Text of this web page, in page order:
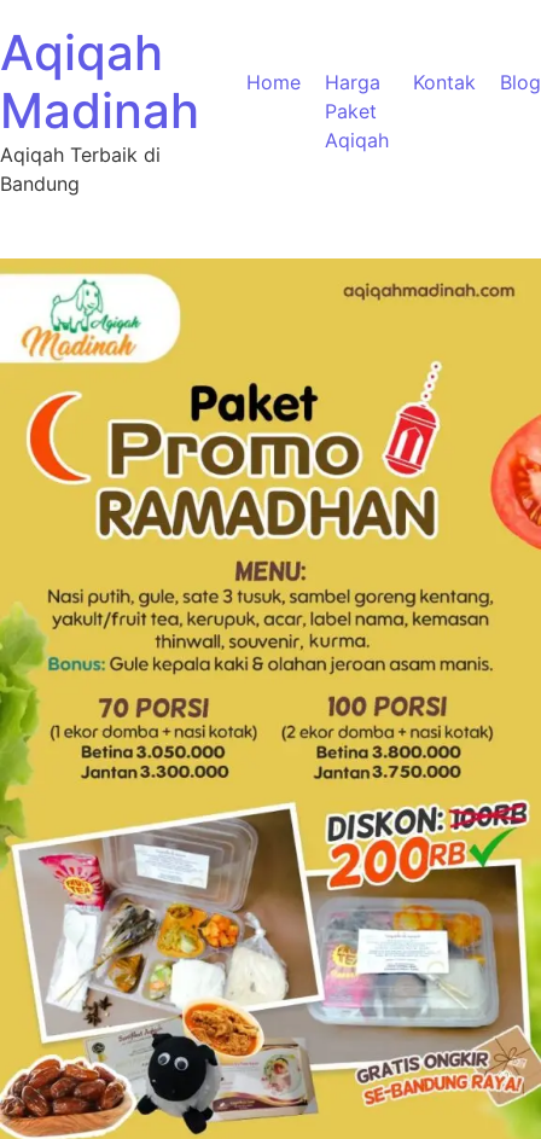
Aqiqah
Madinah
Aqiqah Terbaik di
Bandung
Home
Harga
Paket
Aqiqah
Kontak Blog